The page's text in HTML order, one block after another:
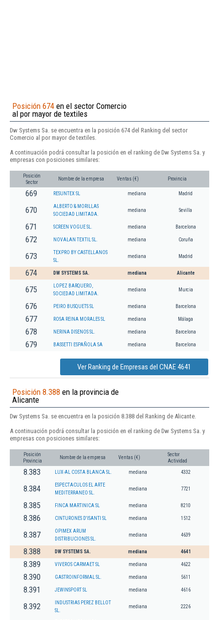
Posición 674 en el sector Comercio
al por mayor de textiles
Dw Systems Sa. se encuentra en la posición 674 del Ranking del sector
Comercio al por mayor de textiles.
A continuación podrá consultar la posición en el ranking de Dw Systems Sa. y
empresas con posiciones similares:
Posición
Sector
Nombre de la empresa Ventas (€) Provincia
669 RESUNTEX SL mediana Madrid
670
ALBERTO & MORILLAS
SOCIEDAD LIMITADA.
mediana Sevilla
671 SCREEN VOGUE SL. mediana Barcelona
672 NOVALAN TEXTIL SL. mediana Coruña
673
TEXPRO BY CASTELLANOS
SL.
mediana Madrid
674 DW SYSTEMS SA. mediana Alicante
675
LOPEZ BARQUERO,
SOCIEDAD LIMITADA.
mediana Murcia
676 PEIRO BUSQUETS SL mediana Barcelona
677 ROSA REINA MORALES SL mediana Málaga
678 NERINA DISENOS SL. mediana Barcelona
679 BASSETTI ESPAÑOLA SA mediana Barcelona
Ver Ranking de Empresas del CNAE 4641
Posición 8.388 en la provincia de
Alicante
Dw Systems Sa. se encuentra en la posición 8.388 del Ranking de Alicante.
A continuación podrá consultar la posición en el ranking de Dw Systems Sa. y
empresas con posiciones similares:
Posición
Provincia
Nombre de la empresa Ventas (€)
Sector
Actividad
8.383 LUX-AL COSTA BLANCA SL. mediana 4332
8.384
ESPECTACULOS EL ARTE
MEDITERRANEO SL.
mediana 7721
8.385 FINCA MARTINICA SL mediana 8210
8.386 CINTURONES D'ISANTI SL mediana 1512
8.387
OPIMEX ARUM
DISTRIBUCIONES SL.
mediana 4639
8.388 DW SYSTEMS SA. mediana 4641
8.389 VIVEROS CARMAET SL mediana 4622
8.390 GASTROINFORMAL SL. mediana 5611
8.391 JEWINSPORT SL mediana 4616
8.392
INDUSTRIAS PEREZ BELLOT
SL.
mediana 2226